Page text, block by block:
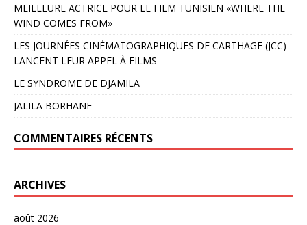
MEILLEURE ACTRICE POUR LE FILM TUNISIEN «WHERE THE
WIND COMES FROM»
LES JOURNÉES CINÉMATOGRAPHIQUES DE CARTHAGE (JCC)
LANCENT LEUR APPEL À FILMS
LE SYNDROME DE DJAMILA
JALILA BORHANE
COMMENTAIRES RÉCENTS
ARCHIVES
août 2026